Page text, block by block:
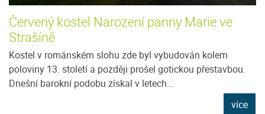
Červený kostel Narození panny Marie ve
Strašíně
Kostel v románském slohu zde byl vybudován kolem
poloviny 13. století a později prošel gotickou přestavbou.
Dnešní barokní podobu získal v letech...
více